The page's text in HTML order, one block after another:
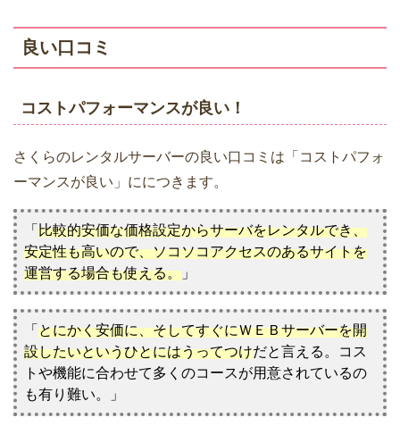
良い口コミ
コストパフォーマンスが良い！
さくらのレンタルサーバーの良い口コミは「コストパフォ
ーマンスが良い」ににつきます。
「 比較的安価な価格設定からサーバをレンタルでき、
安定性も高いので、ソコソコアクセスのあるサイトを
運営する場合も使える。 」
「 とにかく安価に、そしてすぐにＷＥＢサーバーを開
設したいというひとにはうってつけだと言える。コス
トや機能に合わせて多くのコースが用意されているの
も有り難い。」